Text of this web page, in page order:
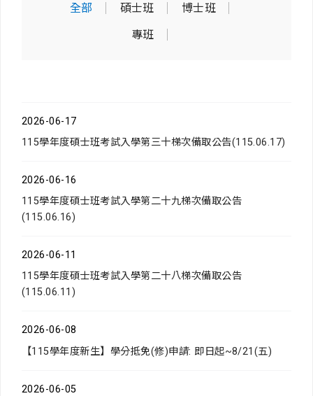
全部 碩士班
博士班
專班
2026-06-17
115學年度碩士班考試入學第三十梯次備取公告(115.06.17)
2026-06-16
115學年度碩士班考試入學第二十九梯次備取公告
(115.06.16)
2026-06-11
115學年度碩士班考試入學第二十八梯次備取公告
(115.06.11)
2026-06-08
【115學年度新生】學分抵免(修)申請: 即日起~8/21(五)
2026-06-05